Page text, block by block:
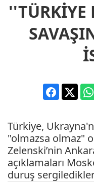
''TÜRKİYE
Türkiye,
"olmazsa olmaz"
Zelenski’nin
açıklamaları
duruş